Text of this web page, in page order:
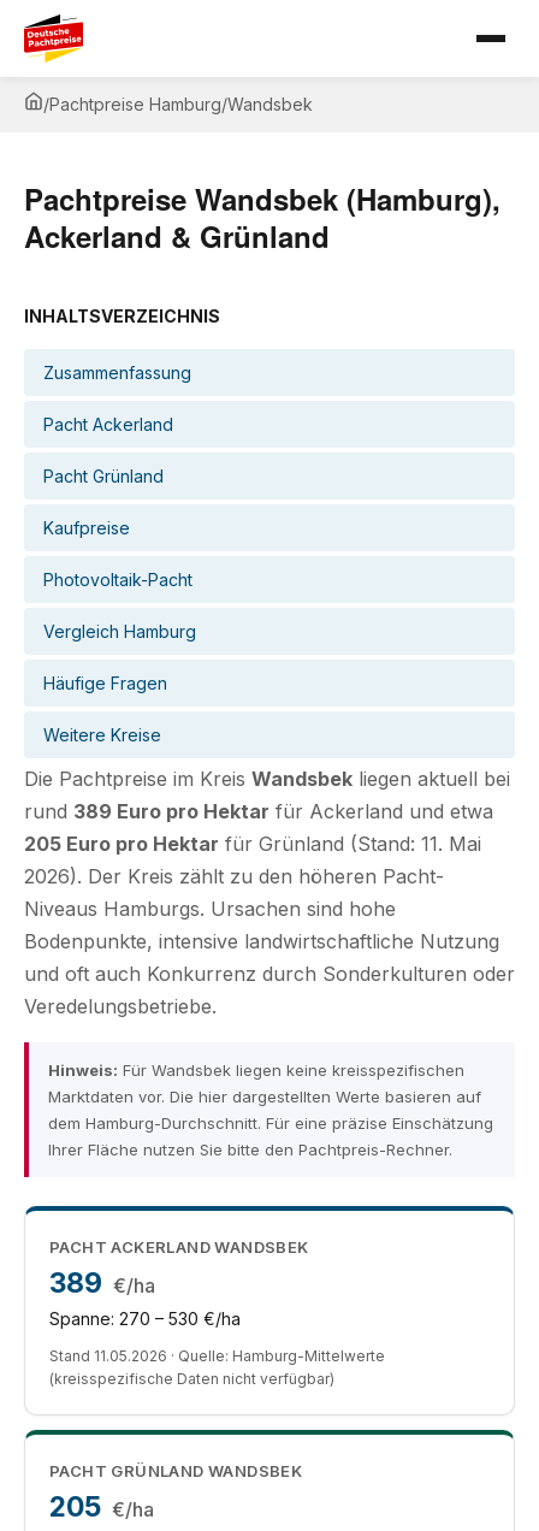
/Pachtpreise Hamburg/Wandsbek
Pachtpreise Wandsbek (Hamburg),
Ackerland & Grünland
INHALTSVERZEICHNIS
Zusammenfassung
Pacht Ackerland
Pacht Grünland
Kaufpreise
Photovoltaik-Pacht
Vergleich Hamburg
Häufige Fragen
Weitere Kreise
Die Pachtpreise im Kreis Wandsbek liegen aktuell bei
rund 389 Euro pro Hektar für Ackerland und etwa
205 Euro pro Hektar für Grünland (Stand: 11. Mai
2026). Der Kreis zählt zu den höheren Pacht-
Niveaus Hamburgs. Ursachen sind hohe
Bodenpunkte, intensive landwirtschaftliche Nutzung
und oft auch Konkurrenz durch Sonderkulturen oder
Veredelungsbetriebe.
Hinweis: Für Wandsbek liegen keine kreisspezifischen
Marktdaten vor. Die hier dargestellten Werte basieren auf
dem Hamburg-Durchschnitt. Für eine präzise Einschätzung
Ihrer Fläche nutzen Sie bitte den Pachtpreis-Rechner.
PACHT ACKERLAND WANDSBEK
389 €/ha
Spanne: 270 – 530 €/ha
Stand 11.05.2026 · Quelle: Hamburg-Mittelwerte
(kreisspezifische Daten nicht verfügbar)
PACHT GRÜNLAND WANDSBEK
205 €/ha